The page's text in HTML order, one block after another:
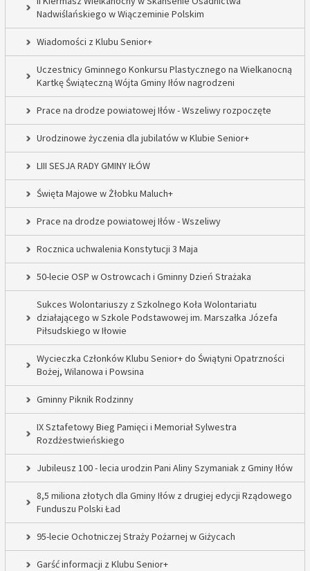
Nadwiślańskiego w Wiączeminie Polskim
Wiadomości z Klubu Senior+
Uczestnicy Gminnego Konkursu Plastycznego na Wielkanocną
Kartkę Świąteczną Wójta Gminy Iłów nagrodzeni
Prace na drodze powiatowej Iłów - Wszeliwy rozpoczęte
Urodzinowe życzenia dla jubilatów w Klubie Senior+
LIII SESJA RADY GMINY IŁÓW
Święta Majowe w Żłobku Maluch+
Prace na drodze powiatowej Iłów - Wszeliwy
Rocznica uchwalenia Konstytucji 3 Maja
50-lecie OSP w Ostrowcach i Gminny Dzień Strażaka
Sukces Wolontariuszy z Szkolnego Koła Wolontariatu
działającego w Szkole Podstawowej im. Marszałka Józefa
Piłsudskiego w Iłowie
Wycieczka Członków Klubu Senior+ do Świątyni Opatrzności
Bożej, Wilanowa i Powsina
Gminny Piknik Rodzinny
IX Sztafetowy Bieg Pamięci i Memoriał Sylwestra
Rozdżestwieńskiego
Jubileusz 100 - lecia urodzin Pani Aliny Szymaniak z Gminy Iłów
8,5 miliona złotych dla Gminy Iłów z drugiej edycji Rządowego
Funduszu Polski Ład
95-lecie Ochotniczej Straży Pożarnej w Giżycach
Garść informacji z Klubu Senior+